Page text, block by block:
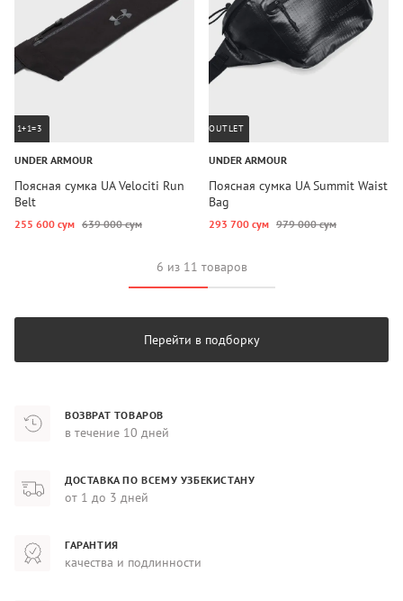
1+1=3
UNDER ARMOUR
Поясная сумка UA Velociti Run
Belt
255 600 сум 639 000 сум
OUTLET
UNDER ARMOUR
Поясная сумка UA Summit Waist
Bag
293 700 сум 979 000 сум
6 из 11 товаров
Перейти в подборку
ВОЗВРАТ ТОВАРОВ
в течение 10 дней
ДОСТАВКА ПО ВСЕМУ УЗБЕКИСТАНУ
от 1 до 3 дней
ГАРАНТИЯ
качества и подлинности